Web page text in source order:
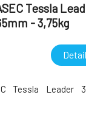
Tessla
- 3,75kg
Detail
Tessla Leader